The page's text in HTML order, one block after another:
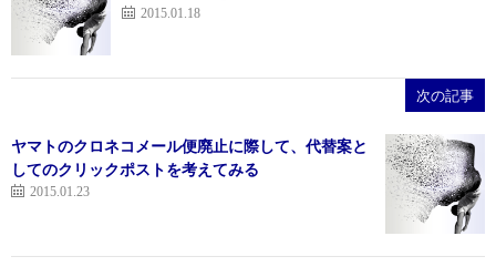
2015.01.18
次の記事
ヤマトのクロネコメール便廃止に際して、代替案と
してのクリックポストを考えてみる
2015.01.23